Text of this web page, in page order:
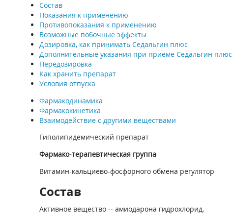
Состав
Показания к применению
Противопоказания к применению
Возможные побочные эффекты
Дозировка, как принимать Седальгин плюс
Дополнительные указания при приеме Седальгин плюс
Передозировка
Как хранить препарат
Условия отпуска
Фармакодинамика
Фармакокинетика
Взаимодействие с другими веществами
Гиполипидемический препарат
Фармако-терапевтическая группа
Витамин-кальциево-фосфорного обмена регулятор
Состав
Активное вещество -- амиодарона гидрохлорид.